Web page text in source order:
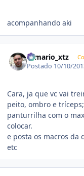
acompanhando aki
romario_xtz
Postado 10/10/
Cara, ja que vc vai
peito, ombro e
panturrilha com o
colocar.
e posta os macros da
etc